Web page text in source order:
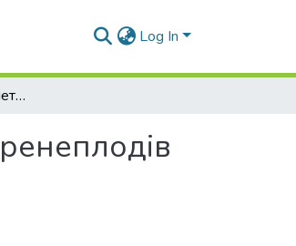
Log In
Обґрунтування параметрів і режимів роботи копача коренеплодів віброударної дії